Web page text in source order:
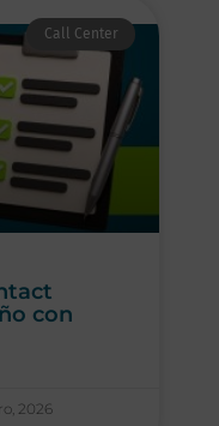
Call Center
con
2026